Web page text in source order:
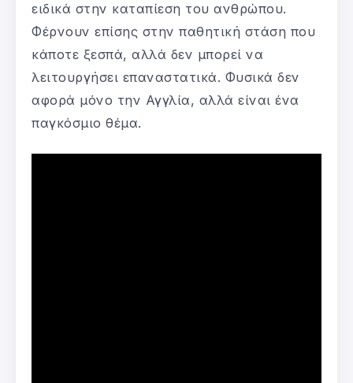
ειδικά στην καταπίεση του ανθρώπου.
Φέρνουν επίσης στην παθητική στάση που
κάποτε ξεσπά, αλλά δεν μπορεί να
λειτουργήσει επαναστατικά. Φυσικά δεν
αφορά μόνο την Αγγλία, αλλά είναι ένα
παγκόσμιο θέμα.